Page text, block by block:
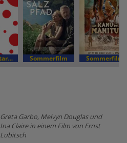
Dokumentarfilm Sommerfilm Sommerfilm
Greta Garbo, Melvyn Douglas und
Ina Claire in einem Film von Ernst
Lubitsch